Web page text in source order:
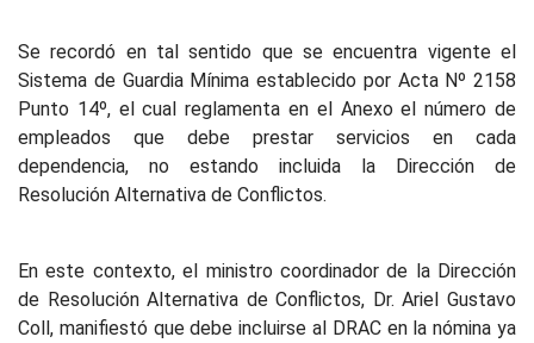
Se recordó en tal sentido que se encuentra vigente el
Sistema de Guardia Mínima establecido por Acta Nº 2158
Punto 14º, el cual reglamenta en el Anexo el número de
empleados que debe prestar servicios en cada
dependencia, no estando incluida la Dirección de
Resolución Alternativa de Conflictos.
En este contexto, el ministro coordinador de la Dirección
de Resolución Alternativa de Conflictos, Dr. Ariel Gustavo
Coll, manifiestó que debe incluirse al DRAC en la nómina ya